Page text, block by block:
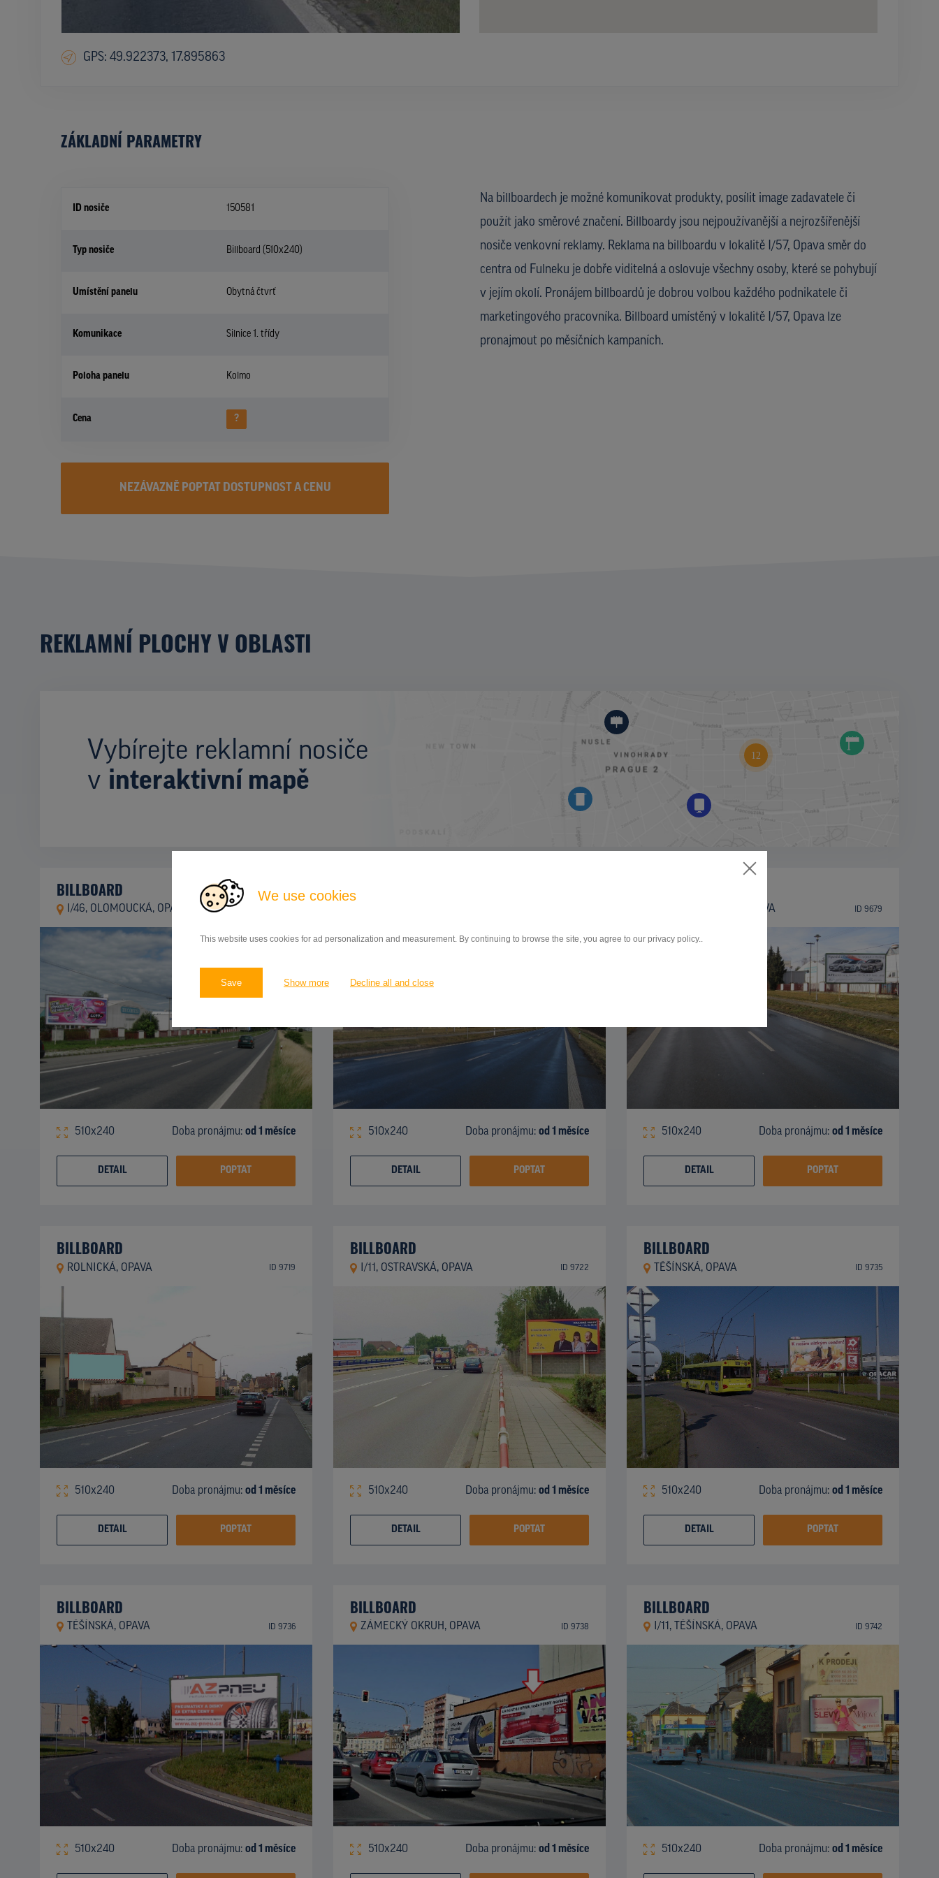
We use cookies
This website uses cookies for ad personalization and measurement. By continuing to browse the site, you agree to our privacy policy..
Save Show more Decline all and close
GPS: 49.922373, 17.895863
ZÁKLADNÍ PARAMETRY
ID nosiče 150581
Typ nosiče Billboard (510x240)
Umístění panelu Obytná čtvrť
Komunikace Silnice 1. třídy
Poloha panelu Kolmo
Cena ?
Na billboardech je možné komunikovat produkty, posílit image zadavatele či
použít jako směrové značení. Billboardy jsou nejpoužívanější a nejrozšířenější
nosiče venkovní reklamy. Reklama na billboardu v lokalitě I/57, Opava směr do
centra od Fulneku je dobře viditelná a oslovuje všechny osoby, které se pohybují
v jejím okolí. Pronájem billboardů je dobrou volbou každého podnikatele či
marketingového pracovníka. Billboard umístěný v lokalitě I/57, Opava lze
pronajmout po měsíčních kampaních.
NEZÁVAZNĚ POPTAT DOSTUPNOST A CENU
REKLAMNÍ PLOCHY V OBLASTI
Vybírejte reklamní nosiče
v interaktivní mapě
BILLBOARD
I/46, OLOMOUCKÁ, OPAVA
510x240 Doba pronájmu: od 1 měsíce
DETAIL POPTAT
BILLBOARD
510x240 Doba pronájmu: od 1 měsíce
DETAIL POPTAT
I/46, OLOMOUCKÁ, OPAVA ID 9679
510x240 Doba pronájmu: od 1 měsíce
DETAIL POPTAT
BILLBOARD
ROLNICKÁ, OPAVA ID 9719
510x240 Doba pronájmu: od 1 měsíce
DETAIL POPTAT
BILLBOARD
I/11, OSTRAVSKÁ, OPAVA ID 9722
510x240 Doba pronájmu: od 1 měsíce
DETAIL POPTAT
BILLBOARD
TĚŠÍNSKÁ, OPAVA ID 9735
510x240 Doba pronájmu: od 1 měsíce
DETAIL POPTAT
BILLBOARD
TĚŠÍNSKÁ, OPAVA ID 9736
510x240 Doba pronájmu: od 1 měsíce
BILLBOARD
ZÁMECKÝ OKRUH, OPAVA ID 9738
510x240 Doba pronájmu: od 1 měsíce
BILLBOARD
I/11, TĚŠÍNSKÁ, OPAVA ID 9742
510x240 Doba pronájmu: od 1 měsíce